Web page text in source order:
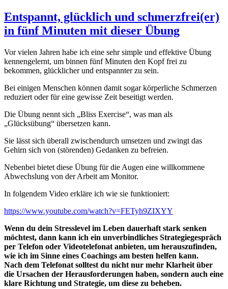
Entspannt, glücklich und schmerzfrei(er)
in fünf Minuten mit dieser Übung
Vor vielen Jahren habe ich eine sehr simple und effektive Übung
kennengelernt, um binnen fünf Minuten den Kopf frei zu
bekommen, glücklicher und entspannter zu sein.
Bei einigen Menschen können damit sogar körperliche Schmerzen
reduziert oder für eine gewisse Zeit beseitigt werden.
Die Übung nennt sich „Bliss Exercise“, was man als
„Glücksübung“ übersetzen kann.
Sie lässt sich überall zwischendurch umsetzen und zwingt das
Gehirn sich von (störenden) Gedanken zu befreien.
Nebenbei bietet diese Übung für die Augen eine willkommene
Abwechslung von der Arbeit am Monitor.
In folgendem Video erkläre ich wie sie funktioniert:
https://www.youtube.com/watch?v=FETyh9ZIXYY
Wenn du dein Stresslevel im Leben dauerhaft stark senken
möchtest, dann kann ich ein unverbindliches Strategiegespräch
per Telefon oder Videotelefonat anbieten, um herauszufinden,
wie ich im Sinne eines Coachings am besten helfen kann.
Nach dem Telefonat solltest du nicht nur mehr Klarheit über
die Ursachen der Herausforderungen haben, sondern auch eine
klare Richtung und Strategie, um diese zu beheben.